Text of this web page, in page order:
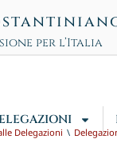
per l’Italia
Delegazioni